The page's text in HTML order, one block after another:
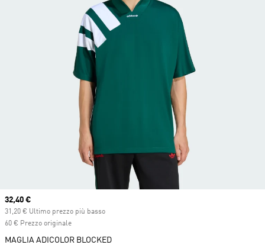
Current price
32,40 €
31,20 € Ultimo prezzo più basso
60 € Prezzo originale
MAGLIA ADICOLOR BLOCKED